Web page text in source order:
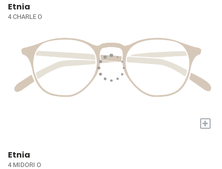
Etnia
4 CHARLE O
+
Etnia
4 MIDORI O